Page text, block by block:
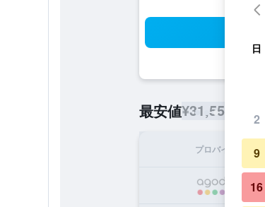
最安値¥31,556
プロバイダ
日
2
9
16